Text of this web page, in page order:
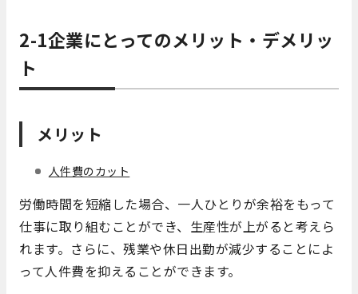
2-1企業にとってのメリット・デメリッ
ト
メリット
人件費のカット
労働時間を短縮した場合、一人ひとりが余裕をもって
仕事に取り組むことができ、生産性が上がると考えら
れます。さらに、残業や休日出勤が減少することによ
って人件費を抑えることができます。